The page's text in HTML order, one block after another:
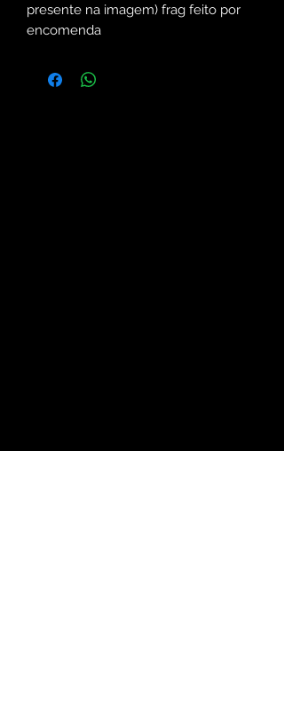
presente na imagem) frag feito por
encomenda